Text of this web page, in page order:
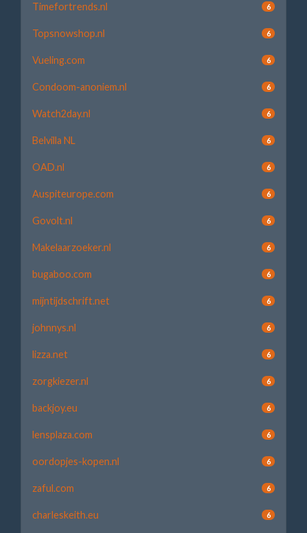
Timefortrends.nl 6
Topsnowshop.nl 6
Vueling.com 6
Condoom-anoniem.nl 6
Watch2day.nl 6
Belvilla NL 6
OAD.nl 6
Auspiteurope.com 6
Govolt.nl 6
Makelaarzoeker.nl 6
bugaboo.com 6
mijntijdschrift.net 6
johnnys.nl 6
lizza.net 6
zorgkiezer.nl 6
backjoy.eu 6
lensplaza.com 6
oordopjes-kopen.nl 6
zaful.com 6
charleskeith.eu 6